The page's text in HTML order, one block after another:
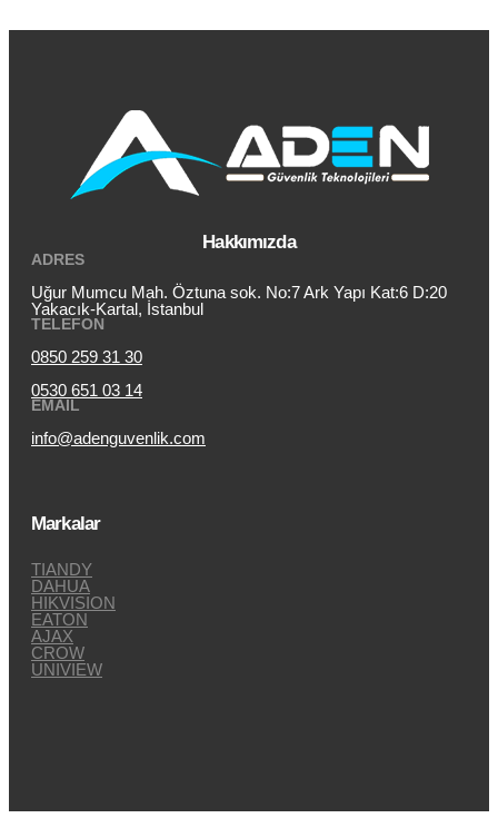
Hakkımızda
ADRES
Uğur Mumcu Mah. Öztuna sok. No:7 Ark Yapı Kat:6 D:20
Yakacık-Kartal, İstanbul
TELEFON
0850 259 31 30
0530 651 03 14
EMAIL
info@adenguvenlik.com
Markalar
TIANDY
DAHUA
HIKVISION
EATON
AJAX
CROW
UNIVIEW